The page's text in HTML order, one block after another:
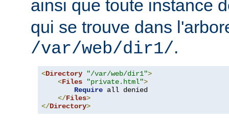
ainsi que toute instance
qui se trouve dans
/var/web/dir1/.
<Directory "/var/web/dir1">
<Files "private.html">
Require all denied
</Files>
</Directory>